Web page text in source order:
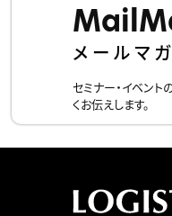
メールマ
セミナー・イベン
くお伝えします。